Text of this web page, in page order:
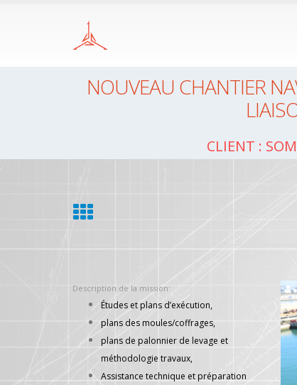
NOUVEAU CHANTIER
Client :
Description de la mission:
Études et plans d’exécution,
plans des moules/coffrages,
plans de palonnier de levage et
méthodologie travaux,
Assistance technique et préparation